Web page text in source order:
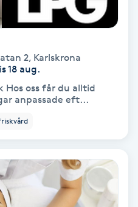
2, Karlskrona
18 aug.
anpassade eft...